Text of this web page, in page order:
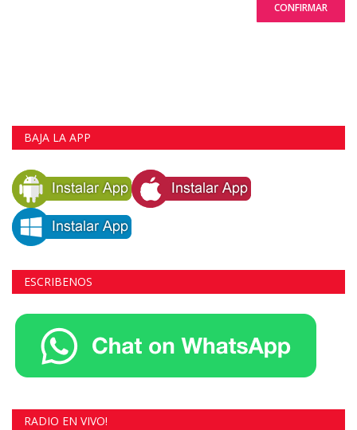
CONFIRMAR
BAJA LA APP
ESCRIBENOS
RADIO EN VIVO!